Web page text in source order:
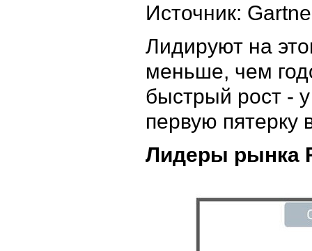
Источник:
Лидируют на
меньше, чем
быстрый рост -
первую пятерку
Лидеры рынка